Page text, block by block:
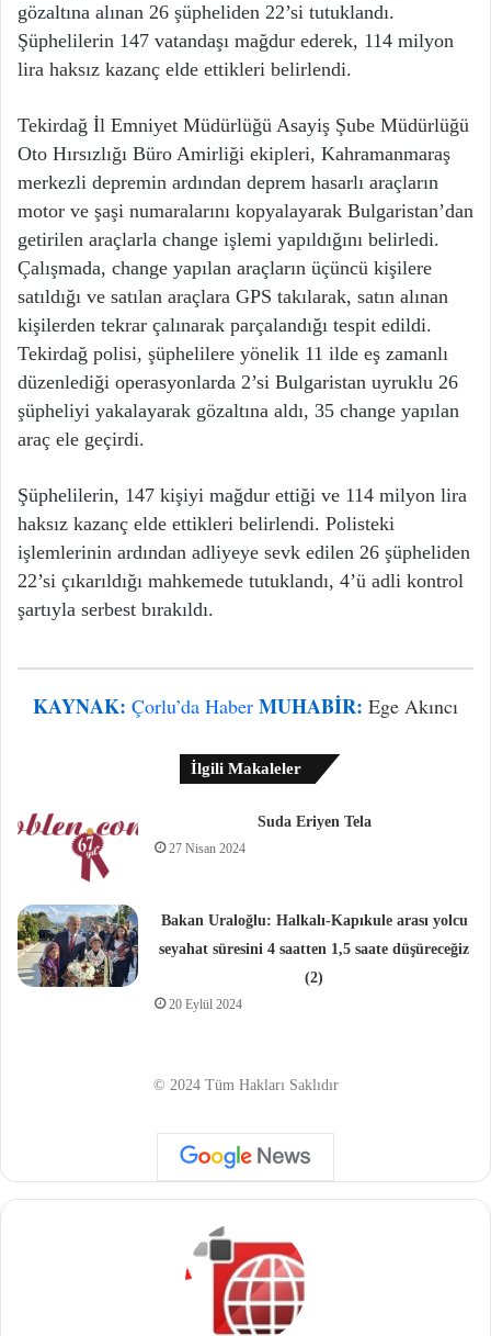
gözaltına alınan 26 şüpheliden 22’si tutuklandı.
Şüphelilerin 147 vatandaşı mağdur ederek, 114 milyon
lira haksız kazanç elde ettikleri belirlendi.
Tekirdağ İl Emniyet Müdürlüğü Asayiş Şube Müdürlüğü
Oto Hırsızlığı Büro Amirliği ekipleri, Kahramanmaraş
merkezli depremin ardından deprem hasarlı araçların
motor ve şaşi numaralarını kopyalayarak Bulgaristan’dan
getirilen araçlarla change işlemi yapıldığını belirledi.
Çalışmada, change yapılan araçların üçüncü kişilere
satıldığı ve satılan araçlara GPS takılarak, satın alınan
kişilerden tekrar çalınarak parçalandığı tespit edildi.
Tekirdağ polisi, şüphelilere yönelik 11 ilde eş zamanlı
düzenlediği operasyonlarda 2’si Bulgaristan uyruklu 26
şüpheliyi yakalayarak gözaltına aldı, 35 change yapılan
araç ele geçirdi.
Şüphelilerin, 147 kişiyi mağdur ettiği ve 114 milyon lira
haksız kazanç elde ettikleri belirlendi. Polisteki
işlemlerinin ardından adliyeye sevk edilen 26 şüpheliden
22’si çıkarıldığı mahkemede tutuklandı, 4’ü adli kontrol
şartıyla serbest bırakıldı.
KAYNAK: Çorlu’da Haber MUHABIR: Ege Akıncı
İlgili Makaleler
Suda Eriyen Tela
27 Nisan 2024
Bakan Uraloğlu: Halkalı-Kapıkule arası yolcu
seyahat süresini 4 saatten 1,5 saate düşüreceğiz
(2)
20 Eylül 2024
© 2024 Tüm Hakları Saklıdır